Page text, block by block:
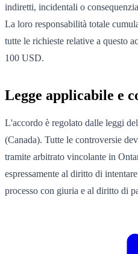
indiretti, incidentali o
La loro responsabilità totale
tutte le richieste relative a questo
100 USD.
Legge applicabile e
L'accordo è regolato dalle leggi
(Canada). Tutte le controversie
tramite arbitrato vincolante in
espressamente al diritto di
processo con giuria e al diritto di